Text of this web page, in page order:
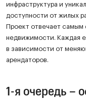
инфраструктура и
доступности от жилых
Проект отвечает
недвижимости. Каждая
в зависимости от
арендаторов.
1-я очередь –